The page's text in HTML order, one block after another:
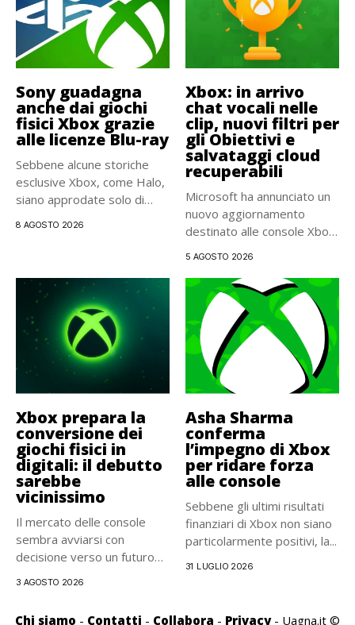
Sony guadagna
anche dai giochi
fisici Xbox grazie
alle licenze Blu-ray
Sebbene alcune storiche
esclusive Xbox, come Halo,
siano approdate solo di
8 AGOSTO 2026
Xbox: in arrivo
chat vocali nelle
clip, nuovi filtri per
gli Obiettivi e
salvataggi cloud
recuperabili
Microsoft ha annunciato un
nuovo aggiornamento
destinato alle console Xbox.
5 AGOSTO 2026
Xbox prepara la
conversione dei
giochi fisici in
digitali: il debutto
sarebbe
vicinissimo
Il mercato delle console
sembra avviarsi con
decisione verso un futuro
3 AGOSTO 2026
Asha Sharma
conferma
l’impegno di Xbox
per ridare forza
alle console
Sebbene gli ultimi risultati
finanziari di Xbox non siano
particolarmente positivi, la...
31 LUGLIO 2026
Chi siamo - Contatti - Collabora - Privacy- Uagna.it ©